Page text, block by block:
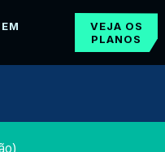
VEJA OS
PLANOS